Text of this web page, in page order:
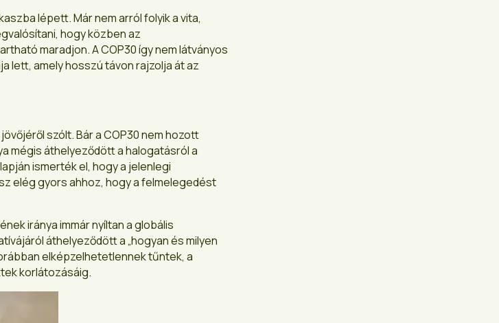
lépett. Már nem arról folyik a vita,
hogy közben az
maradjon. A COP30 így nem látványos
lett, amely hosszú távon rajzolja át az
szólt. Bár a COP30 nem hozott
mégis áthelyeződött a halogatásról a
ismerték el, hogy a jelenlegi
elég gyors ahhoz, hogy a felmelegedést
iránya immár nyíltan a globális
áthelyeződött a „hogyan és milyen
elképzelhetetlennek tűntek, a
korlátozásáig.